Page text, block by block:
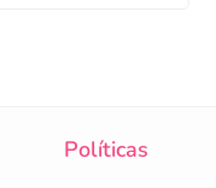
Políticas